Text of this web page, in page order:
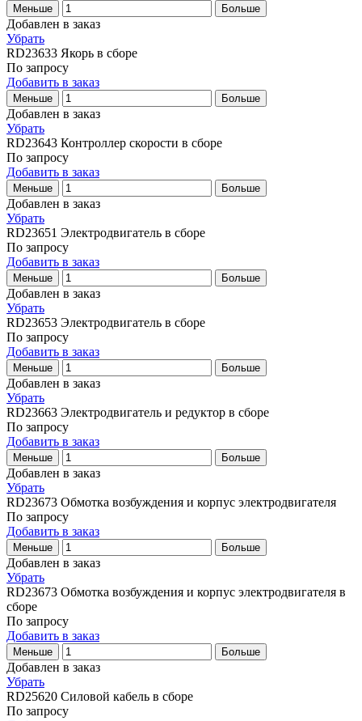
Меньше Больше
Добавлен в заказ
Убрать
RD23633 Якорь в сборе
По запросу
Добавить в заказ
Меньше Больше
Добавлен в заказ
Убрать
RD23643 Контроллер скорости в сборе
По запросу
Добавить в заказ
Меньше Больше
Добавлен в заказ
Убрать
RD23651 Электродвигатель в сборе
По запросу
Добавить в заказ
Меньше Больше
Добавлен в заказ
Убрать
RD23653 Электродвигатель в сборе
По запросу
Добавить в заказ
Меньше Больше
Добавлен в заказ
Убрать
RD23663 Электродвигатель и редуктор в сборе
По запросу
Добавить в заказ
Меньше Больше
Добавлен в заказ
Убрать
RD23673 Обмотка возбуждения и корпус электродвигателя
По запросу
Добавить в заказ
Меньше Больше
Добавлен в заказ
Убрать
RD23673 Обмотка возбуждения и корпус электродвигателя в
сборе
По запросу
Добавить в заказ
Меньше Больше
Добавлен в заказ
Убрать
RD25620 Силовой кабель в сборе
По запросу